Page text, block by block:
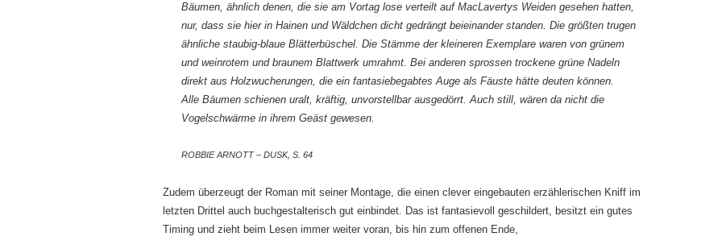
Bäumen, ähnlich denen, die sie am Vortag lose verteilt auf MacLavertys Weiden gesehen hatten,
nur, dass sie hier in Hainen und Wäldchen dicht gedrängt beieinander standen. Die größten trugen
ähnliche staubig-blaue Blätterbüschel. Die Stämme der kleineren Exemplare waren von grünem
und weinrotem und braunem Blattwerk umrahmt. Bei anderen sprossen trockene grüne Nadeln
direkt aus Holzwucherungen, die ein fantasiebegabtes Auge als Fäuste hätte deuten können.
Alle Bäumen schienen uralt, kräftig, unvorstellbar ausgedörrt. Auch still, wären da nicht die
Vogelschwärme in ihrem Geäst gewesen.
ROBBIE ARNOTT – DUSK, S. 64
Zudem überzeugt der Roman mit seiner Montage, die einen clever eingebauten erzählerischen Kniff im
letzten Drittel auch buchgestalterisch gut einbindet. Das ist fantasievoll geschildert, besitzt ein gutes
Timing und zieht beim Lesen immer weiter voran, bis hin zum offenen Ende,